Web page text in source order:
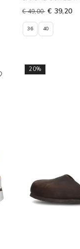
€ 49,00 € 39,20
36 40
20%